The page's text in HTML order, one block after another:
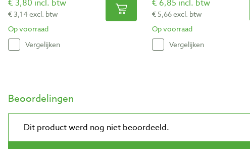
€ 3,80 incl. btw
€ 3,14 excl. btw
Op voorraad
Vergelijken
€ 6,85 incl. btw
€ 5,66 excl. btw
Op voorraad
Vergelijken
Beoordelingen